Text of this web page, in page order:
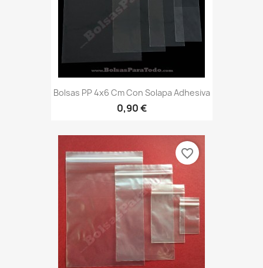
Bolsas PP 4x6 Cm Con Solapa Adhesiva
0,90 €
favorite_border